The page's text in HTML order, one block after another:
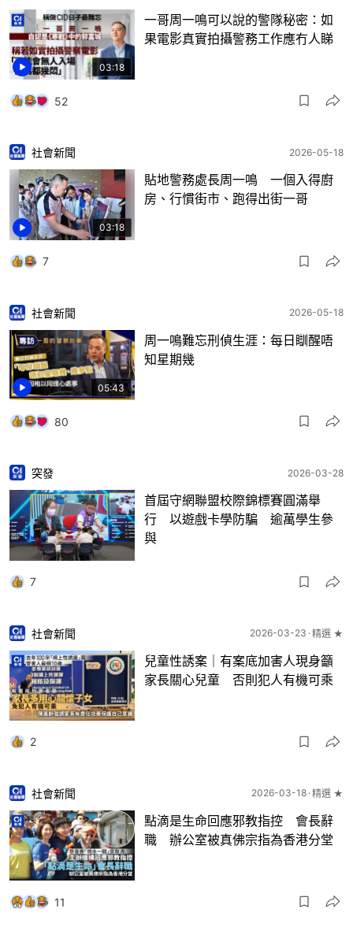
03:18
一哥周一鳴可以說的警隊秘密：如
果電影真實拍攝警務工作應冇人睇
52
03:18
社會新聞 2026-05-18
貼地警務處長周一鳴 一個入得廚
房、行慣街市、跑得出街一哥
7
05:43
社會新聞 2026-05-18
周一鳴難忘刑偵生涯：每日瞓醒唔
知星期幾
80
突發 2026-03-28
首屆守網聯盟校際錦標賽圓滿舉
行 以遊戲卡學防騙 逾萬學生參
與
7
社會新聞 2026-03-23 精選 ★
兒童性誘案｜有案底加害人現身籲
家長關心兒童 否則犯人有機可乘
2
社會新聞 2026-03-18 精選 ★
點滴是生命回應邪教指控 會長辭
職 辦公室被真佛宗指為香港分堂
11